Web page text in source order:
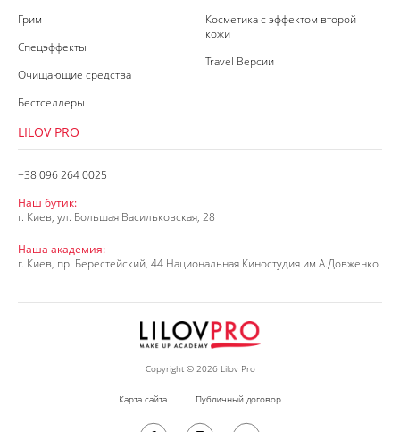
Грим
Спецэффекты
Очищающие средства
Бестселлеры
Косметика с эффектом второй
кожи
Travel Версии
LILOV PRO
+38 096 264 0025
Наш бутик:
г. Киев, ул. Большая Васильковская, 28
Наша академия:
г. Киев, пр. Берестейский, 44 Национальная Киностудия им А.Довженко
Copyright © 2026 Lilov Pro
Карта сайта Публичный договор